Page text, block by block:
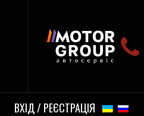
ВХІД / РЕЄСТРАЦІЯ